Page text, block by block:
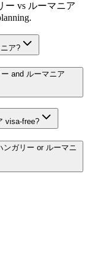
ー vs ルーマニア
ア?
and ルーマニア
visa-free?
ガリー or ルーマニ